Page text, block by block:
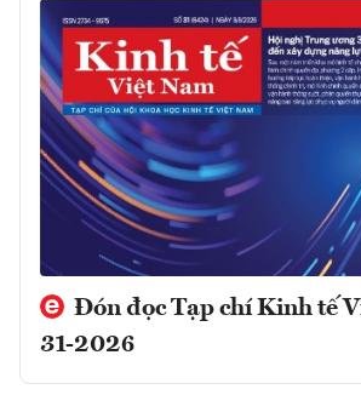
Đón đọc Tạp chí Kinh tế
31-2026